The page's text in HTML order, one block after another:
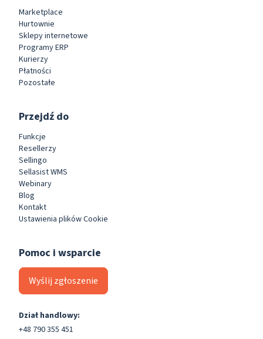
Marketplace
Hurtownie
Sklepy internetowe
Programy ERP
Kurierzy
Płatności
Pozostałe
Przejdź do
Funkcje
Resellerzy
Sellingo
Sellasist WMS
Webinary
Blog
Kontakt
Ustawienia plików Cookie
Pomoc i wsparcie
Wyślij zgłoszenie
Dział handlowy:
+48 790 355 451